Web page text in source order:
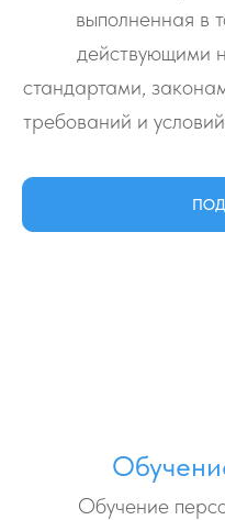
выполненная в
действующими
стандартами,
требований и
Обучение